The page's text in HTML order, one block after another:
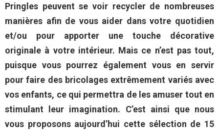
Pringles peuvent se voir recycler de nombreuses
manières afin de vous aider dans votre quotidien
et/ou pour apporter une touche décorative
originale à votre intérieur. Mais ce n’est pas tout,
puisque vous pourrez également vous en servir
pour faire des bricolages extrêmement variés avec
vos enfants, ce qui permettra de les amuser tout en
stimulant leur imagination. C’est ainsi que nous
vous proposons aujourd’hui cette sélection de 15